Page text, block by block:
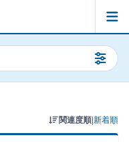
関連度順 新着順